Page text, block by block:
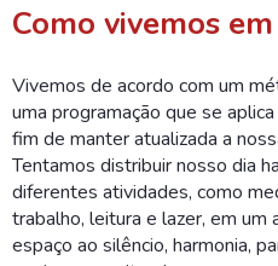
Como vivemos
​Vivemos de acordo com um
uma programação que se
fim de manter atualizada a
Tentamos distribuir nosso dia
diferentes atividades, como
trabalho, leitura e lazer, em um
espaço ao silêncio, harmonia,